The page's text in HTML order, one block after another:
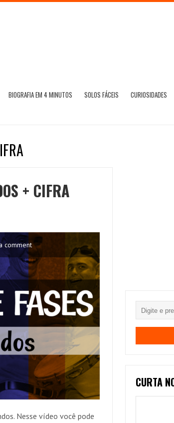
BIOGRAFIA EM 4 MINUTOS SOLOS FÁCEIS CURIOSIDADES
+ CIFRA
comment
Nesse vídeo você pode
CURTA